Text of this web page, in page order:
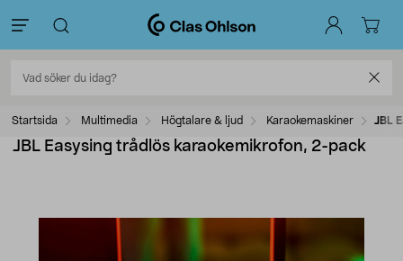
Startsida Multimedia Högtalare & ljud Karaokemaskiner JBL
JBL Easysing trådlös karaokemikrofon, 2-pack